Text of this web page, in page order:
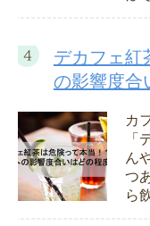
デカフェ紅
の影響度合
カ
「
ん
つ
ら